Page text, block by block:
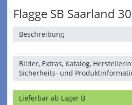
Flagge SB Saarland
Beschreibung
Bilder, Extras, Katalog,
Sicherheits- und
Lieferbar ab Lager B